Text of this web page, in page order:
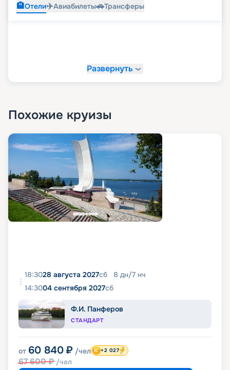
🏨Отели✈️Авиабилеты🚗Трансферы
Развернуть
Похожие круизы
18:3028 августа 2027сб 8 дн/7 нч
14:3004 сентября 2027сб
Ф.И. Панферов
СТАНДАРТ
от 60 840 ₽ /чел
67 600₽ /чел
+2 027